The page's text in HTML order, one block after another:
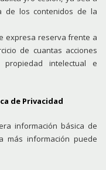
de los contenidos de la
expresa reserva frente a
de cuantas acciones
intelectual e
de Privacidad
información básica de
más información puede